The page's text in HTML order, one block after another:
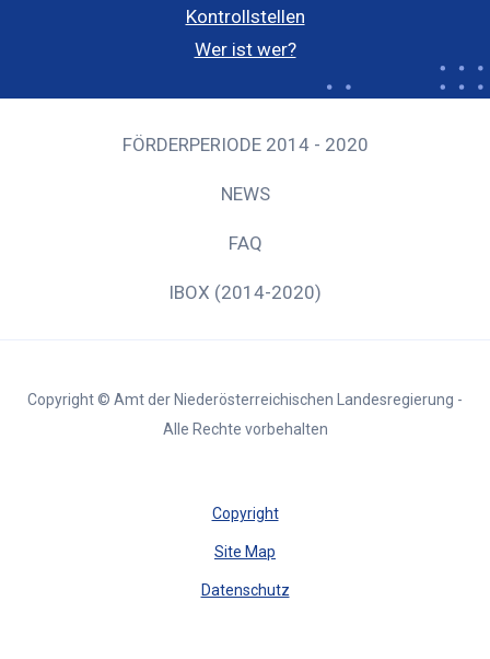
Kontrollstellen
Wer ist wer?
FÖRDERPERIODE 2014 - 2020
NEWS
FAQ
IBOX (2014-2020)
Copyright © Amt der Niederösterreichischen Landesregierung -
Alle Rechte vorbehalten
Copyright
Site Map
Datenschutz